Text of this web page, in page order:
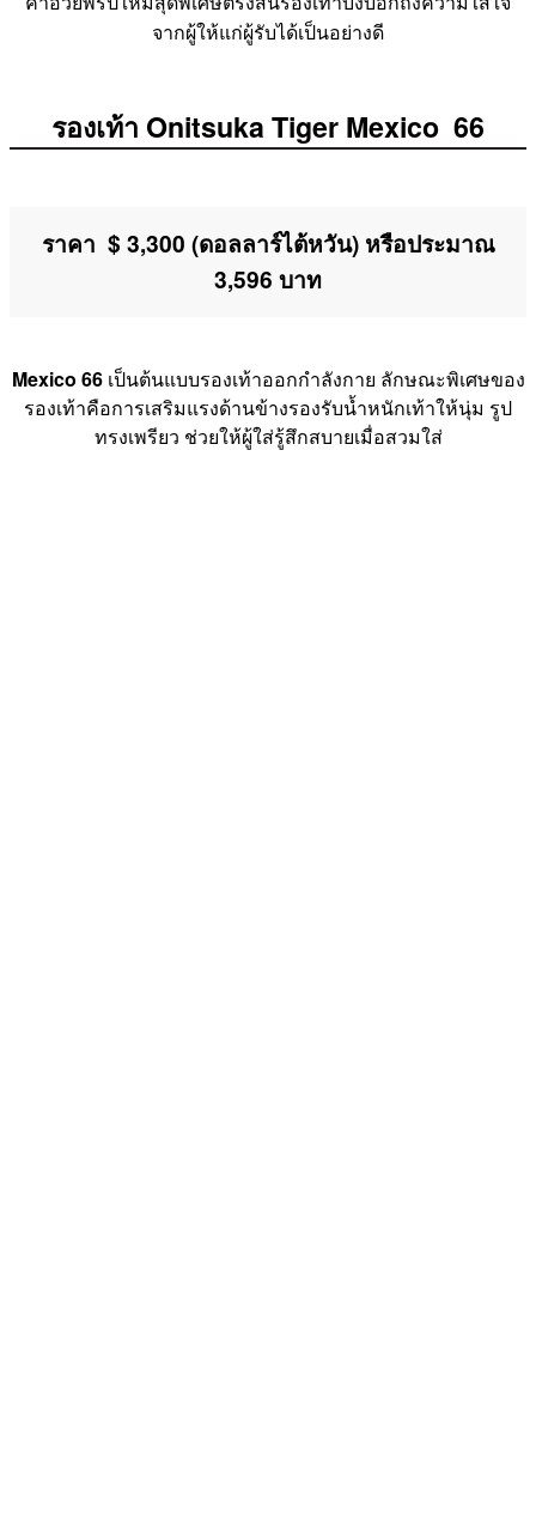
จากผู้ให้แก่ผู้รับได้เป็นอย่างดี
รองเท้า Onitsuka Tiger Mexico 66
ราคา $ 3,300 (ดอลลาร์ไต้หวัน) หรือประมาณ
3,596 บาท
Mexico 66เป็นต้นแบบรองเท้าออกกำลังกาย ลักษณะพิเศษของ
รองเท้าคือการเสริมแรงด้านข้างรองรับน้ำหนักเท้าให้นุ่ม รูป
ทรงเพรียว ช่วยให้ผู้ใส่รู้สึกสบายเมื่อสวมใส่